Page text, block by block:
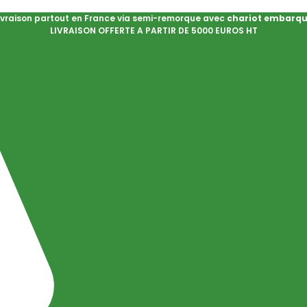
partout en France via semi-remorque avec chariot
LIVRAISON OFFERTE A PARTIR DE 5000 EUROS HT